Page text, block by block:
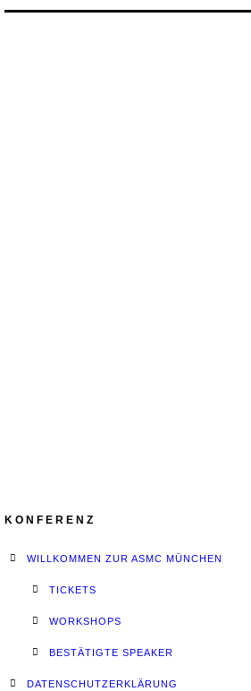
KONFERENZ
WILLKOMMEN ZUR ASMC MÜNCHEN
TICKETS
WORKSHOPS
BESTÄTIGTE SPEAKER
DATENSCHUTZERKLÄRUNG